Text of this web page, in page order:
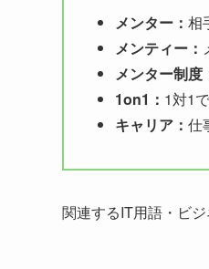
メンター： 相
メンティー：
メンター制度
1on1： 1対1
キャリア： 仕
関連するIT用語・ビ